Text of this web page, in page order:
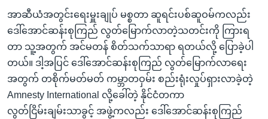
အာဆီယံအတွင်းရေးမှူးချုပ် မစ္စတာ ဆူရင်းပစ်ဆူဝမ်ကလည်း
ဒေါ်အောင်ဆန်းစုကြည် လွတ်မြောက်လာတဲ့သတင်းကို ကြားရ
တာ သူ့အတွက် အင်မတန် စိတ်သက်သာရာ ရတယ်လို့ ပြောခဲ့ပါ
တယ်။ ဒါ့အပြင် ဒေါ်အောင်ဆန်းစုကြည် လွတ်မြောက်လာရေး
အတွက် တစိုက်မတ်မတ် ကမ္ဘာတဝှမ်း စည်းရုံးလှုပ်ရှားလာခဲ့တဲ့
Amnesty International လို့ခေါ်တဲ့ နိုင်ငံတကာ
လွတ်ငြိမ်းချမ်းသာခွင့် အဖွဲ့ကလည်း ဒေါ်အောင်ဆန်းစုကြည်